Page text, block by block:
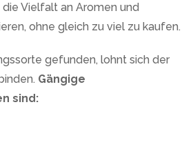
Vielfalt an Aromen und
ohne gleich zu viel zu kaufen.
gefunden, lohnt sich der
Gängige
sind: